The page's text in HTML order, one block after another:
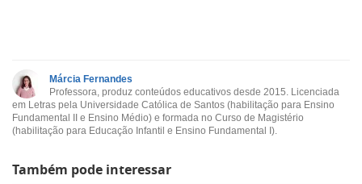
Márcia Fernandes
Professora, produz conteúdos educativos desde 2015. Licenciada
em Letras pela Universidade Católica de Santos (habilitação para Ensino
Fundamental II e Ensino Médio) e formada no Curso de Magistério
(habilitação para Educação Infantil e Ensino Fundamental I).
Também pode interessar